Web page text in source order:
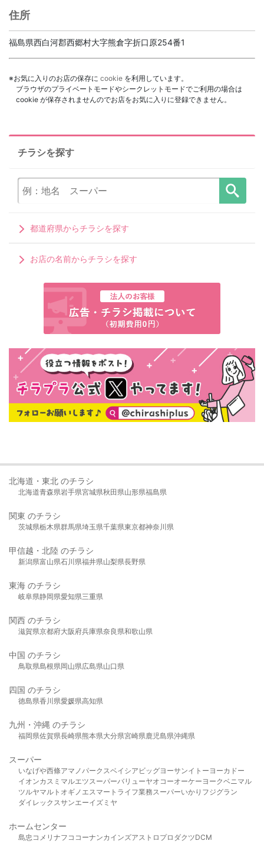
住所
福島県西白河郡西郷村大字熊倉字折口原254番1
※お気に入りのお店の保存に cookie を利用しています。
ブラウザのプライベートモードやシークレットモードでご利用の場合は
cookie が保存されませんのでお店をお気に入りに登録できません。
チラシを探す
都道府県からチラシを探す
お店の名前からチラシを探す
北海道・東北 のチラシ
北海道青森県岩手県宮城県秋田県山形県福島県
関東 のチラシ
茨城県栃木県群馬県埼玉県千葉県東京都神奈川県
甲信越・北陸 のチラシ
新潟県富山県石川県福井県山梨県長野県
東海 のチラシ
岐阜県静岡県愛知県三重県
関西 のチラシ
滋賀県京都府大阪府兵庫県奈良県和歌山県
中国 のチラシ
鳥取県島根県岡山県広島県山口県
四国 のチラシ
徳島県香川県愛媛県高知県
九州・沖縄 のチラシ
福岡県佐賀県長崎県熊本県大分県宮崎県鹿児島県沖縄県
スーパー
いなげや西條アマノパークスベイシア ビッグヨーサンイトーヨーカドー
イオンカスミ マルエツスーパーバリューヤオコーオーケー ヨークベニマル
ツルヤマルト オギノ エスマート ライフ業務スーパーいかり フジグラン
ダイレックスサンエーイズミヤ
ホームセンター
島忠 コメリ ナフコ コーナンカインズアストロプロダクツDCM